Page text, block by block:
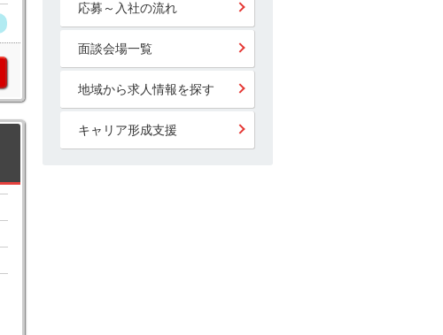
応募～入社の流れ
面談会場一覧
地域から求人情報を探す
キャリア形成支援